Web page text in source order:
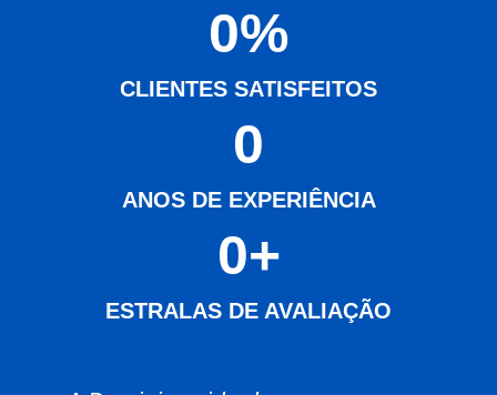
CLIENTES SATISFEITOS
0%
ANOS DE EXPERIÊNCIA
0
ESTRALAS DE AVALIAÇÃO
0+